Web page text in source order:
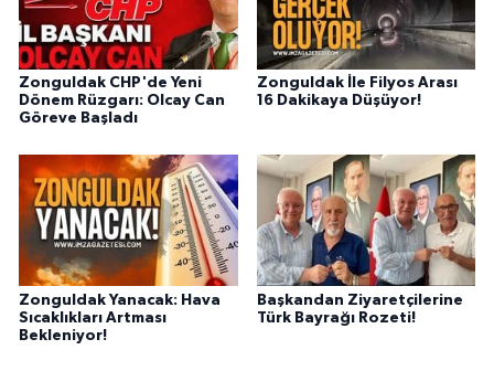
Zonguldak CHP'de Yeni
Dönem Rüzgarı: Olcay Can
Göreve Başladı
Zonguldak İle Filyos Arası
16 Dakikaya Düşüyor!
Zonguldak Yanacak: Hava
Sıcaklıkları Artması
Bekleniyor!
Başkandan Ziyaretçilerine
Türk Bayrağı Rozeti!